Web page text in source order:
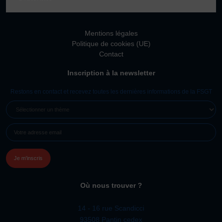
Vivicittà
Réaffiliation
Prise de licence
JE SOUHAITE TROUVER UN COMITÉ
JE SOUHAITE ADHÉRER
Affiliation
Honorabilité
Certificat Médical
Mentions légales
Politique de cookies (UE)
Contact
Inscription à la newsletter
Restons en contact et recevez toutes les dernières informations de la FSGT
UN
(NÉCESSAIRE)
MAIL
Où nous trouver ?
14 - 16 rue Scandicci
93508 Pantin cedex